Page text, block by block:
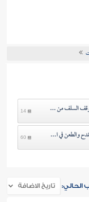
موقف السلف من الصحابة 14
القدح والطعن في الصحابة 60
الحالي: